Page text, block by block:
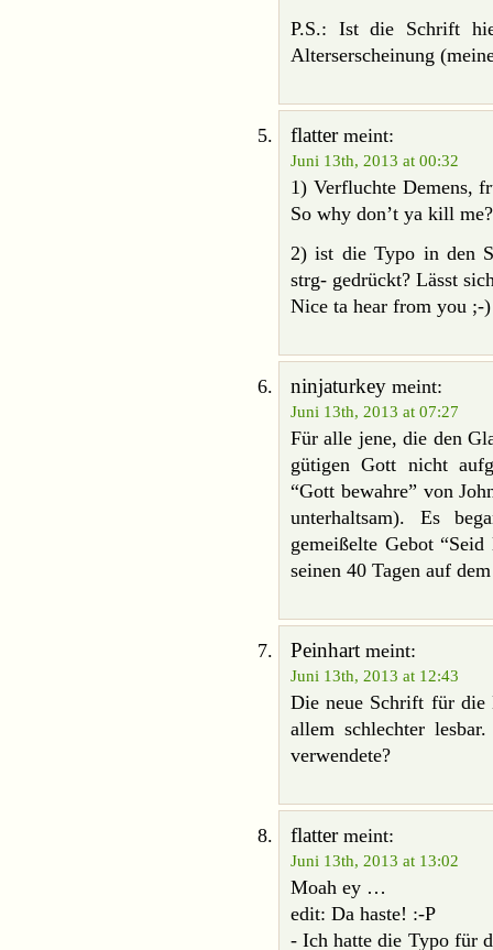
P.S.: Ist die Schrift
Alterserscheinung
flattermeint:
Juni 13th, 2013 at 00:32
1) Verfluchte Demens,
So why don’t ya kill me?
2) ist die Typo in den
strg- gedrückt? Lässt
Nice ta hear from you ;-)
ninjaturkey meint:
Juni 13th, 2013 at 07:27
Für alle jene, die den
gütigen Gott nicht
“Gott bewahre” von
unterhaltsam). Es
gemeißelte Gebot
seinen 40 Tagen auf
Peinhart meint:
Juni 13th, 2013 at 12:43
Die neue Schrift für die
allem schlechter
verwendete?
flattermeint:
Juni 13th, 2013 at 13:02
Moah ey …
edit: Da haste! :-P
- Ich hatte die Typo für